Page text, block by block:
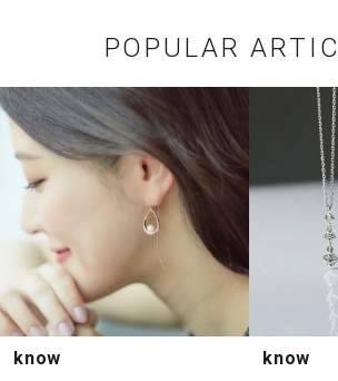
POPULAR
know
know